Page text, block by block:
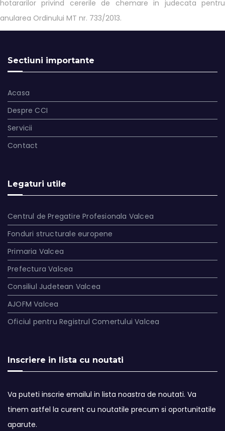
hotararilor privind cererile de chemare in judecata pentru
anularea Ordinului MT nr. 733/2013.
Sectiuni importante
Acasa
Despre CCI
Servicii
Contact
Legaturi utile
Centrul de Pregatire Profesionala Valcea
Fonduri structurale europene
Primaria Valcea
Prefectura Valcea
Consiliul Judetean Valcea
AJOFM Valcea
Oficiul pentru Registrul Comertului Valcea
Inscriere in lista cu noutati
Va puteti inscrie emailul in lista noastra de noutati. Va
tinem astfel la curent cu noutatile precum si oportunitatile
aparute.